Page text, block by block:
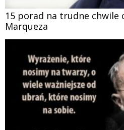
15 porad na trudne chwile
Marqueza